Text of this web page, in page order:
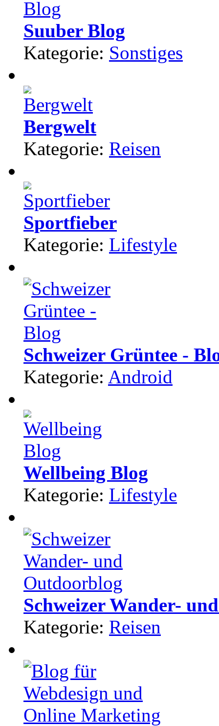
Suuber Blog
Kategorie: Sonstiges
Bergwelt
Kategorie: Reisen
Sportfieber
Kategorie: Lifestyle
Schweizer Grüntee -
Kategorie: Android
Wellbeing Blog
Kategorie: Lifestyle
Schweizer Wander-
Kategorie: Reisen